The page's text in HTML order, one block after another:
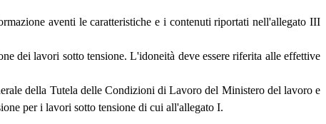
aventi le caratteristiche e i contenuti riportati nell'allegato III
dei lavori sotto tensione. L'idoneità deve essere riferita alle effettive
della Tutela delle Condizioni di Lavoro del Ministero del lavoro e
per i lavori sotto tensione di cui all'allegato I.